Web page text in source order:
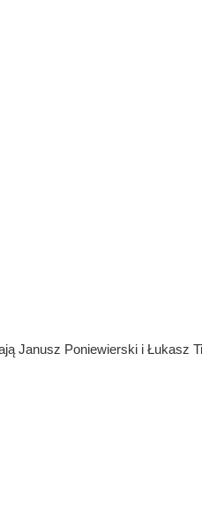
Janusz Poniewierski i Łukasz